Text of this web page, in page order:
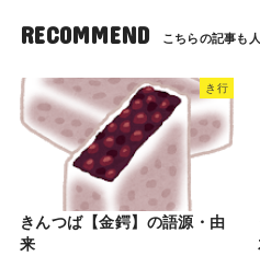
RECOMMEND
き行
きんつば【金鍔】の語源・由
来